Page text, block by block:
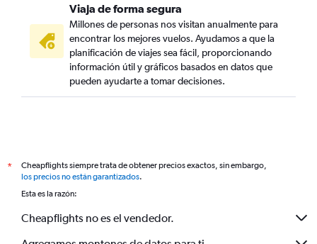
Viaja de forma segura
Millones de personas nos visitan anualmente para
encontrar los mejores vuelos. Ayudamos a que la
planificación de viajes sea fácil, proporcionando
información útil y gráficos basados en datos que
pueden ayudarte a tomar decisiones.
*
Cheapflights siempre trata de obtener precios exactos, sin embargo,
los precios no están garantizados.
Esta es la razón:
Cheapflights no es el vendedor.